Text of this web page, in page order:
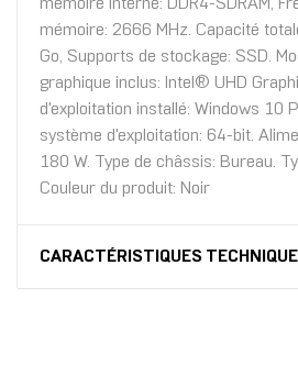
mémoire interne: DDR4-SDRAM,
mémoire: 2666 MHz. Capacité
Go, Supports de stockage: SSD.
graphique inclus: Intel® UHD
d'exploitation installé: Windows 10
système d'exploitation: 64-bit.
180 W. Type de châssis: Bureau.
Couleur du produit: Noir
CARACTÉRISTIQUES